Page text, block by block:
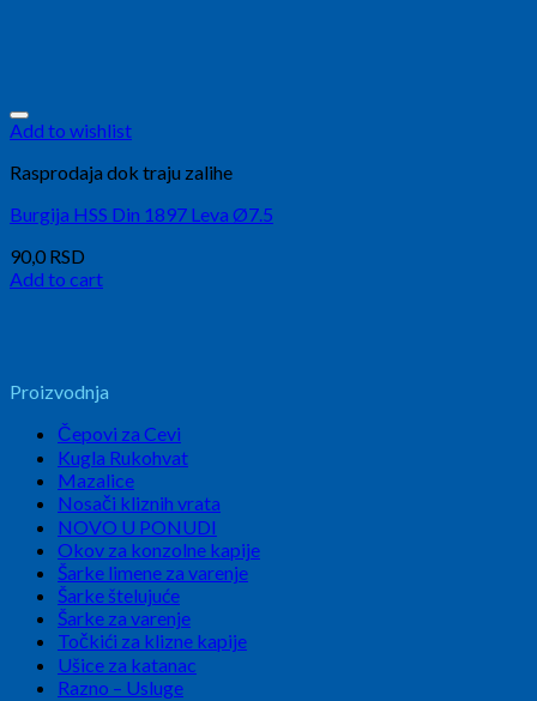
Add to wishlist
Rasprodaja dok traju zalihe
Burgija HSS Din 1897 Leva Ø7.5
90,0 RSD
Add to cart
Proizvodnja
Čepovi za Cevi
Kugla Rukohvat
Mazalice
Nosači kliznih vrata
NOVO U PONUDI
Okov za konzolne kapije
Šarke limene za varenje
Šarke štelujuće
Šarke za varenje
Točkići za klizne kapije
Ušice za katanac
Razno – Usluge